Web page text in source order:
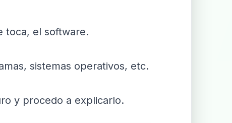
toca, el software.
sistemas operativos, etc.
y procedo a explicarlo.